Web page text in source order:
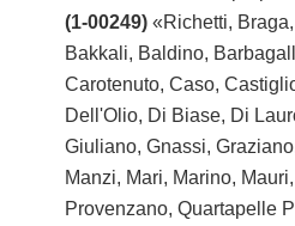
(1-00249)«Richetti, Braga,
Bakkali, Baldino,
Carotenuto, Caso,
Dell'Olio, Di Biase, Di
Giuliano, Gnassi,
Manzi, Mari, Marino,
Provenzano, Quartapelle